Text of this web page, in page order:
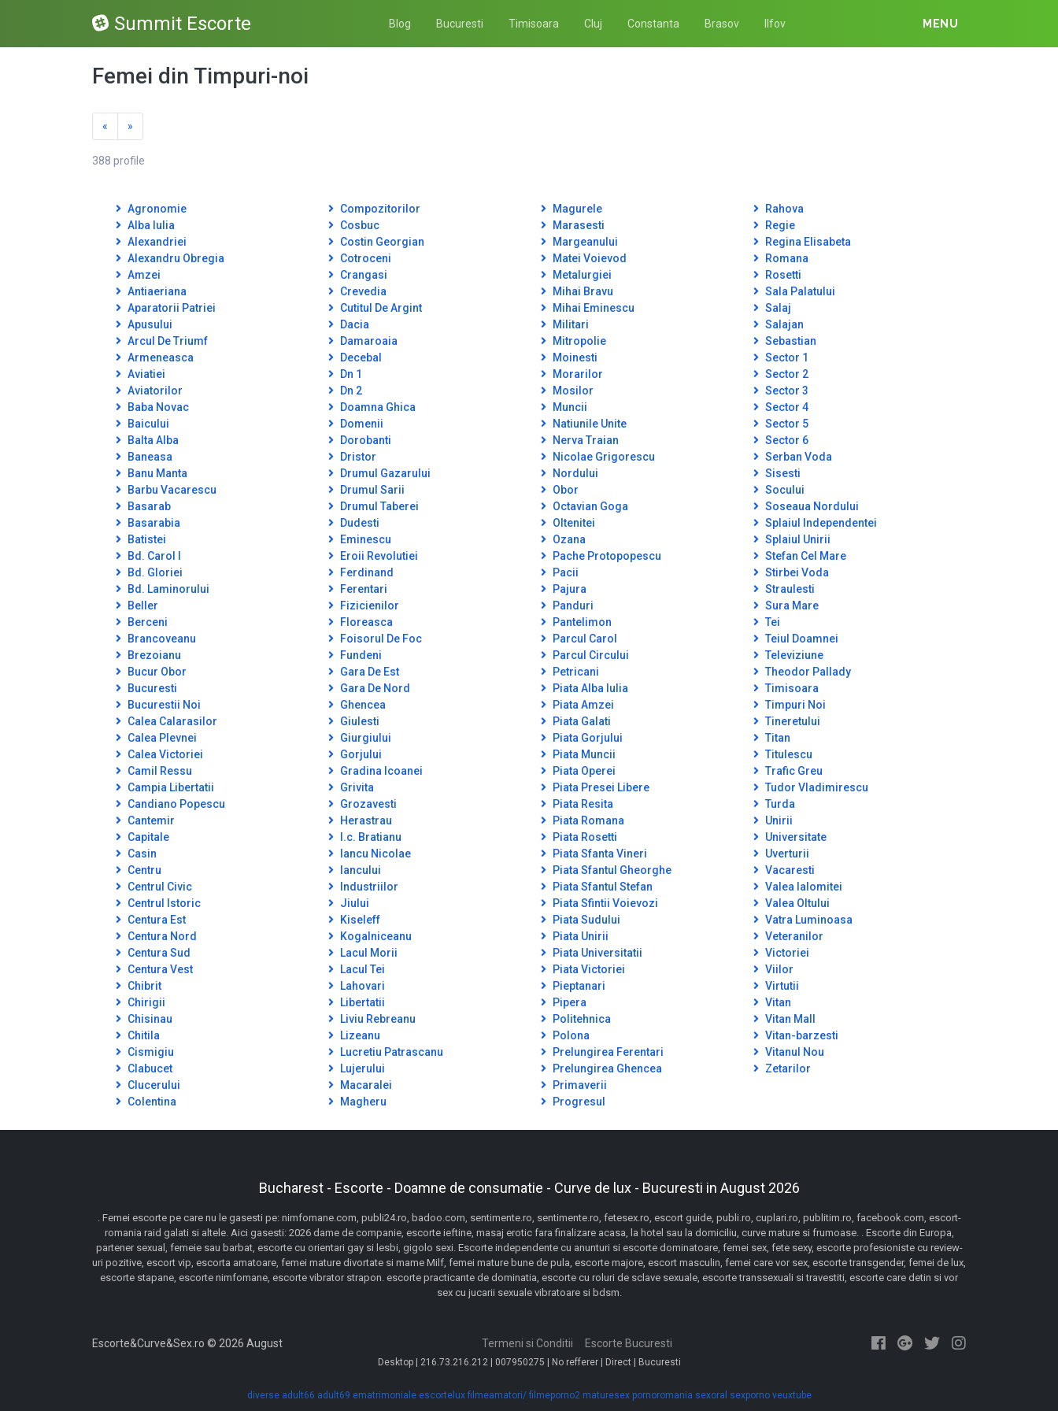
Summit Escorte Blog Bucuresti Timisoara Cluj Constanta Brasov Ilfov MENU
Femei din Timpuri-noi
« »
388 profile
Agronomie
Alba Iulia
Alexandriei
Alexandru Obregia
Amzei
Antiaeriana
Aparatorii Patriei
Apusului
Arcul De Triumf
Armeneasca
Aviatiei
Aviatorilor
Baba Novac
Baicului
Balta Alba
Baneasa
Banu Manta
Barbu Vacarescu
Basarab
Basarabia
Batistei
Bd. Carol I
Bd. Gloriei
Bd. Laminorului
Beller
Berceni
Brancoveanu
Brezoianu
Bucur Obor
Bucuresti
Bucurestii Noi
Calea Calarasilor
Calea Plevnei
Calea Victoriei
Camil Ressu
Campia Libertatii
Candiano Popescu
Cantemir
Capitale
Casin
Centru
Centrul Civic
Centrul Istoric
Centura Est
Centura Nord
Centura Sud
Centura Vest
Chibrit
Chirigii
Chisinau
Chitila
Cismigiu
Clabucet
Clucerului
Colentina
Compozitorilor
Cosbuc
Costin Georgian
Cotroceni
Crangasi
Crevedia
Cutitul De Argint
Dacia
Damaroaia
Decebal
Dn 1
Dn 2
Doamna Ghica
Domenii
Dorobanti
Dristor
Drumul Gazarului
Drumul Sarii
Drumul Taberei
Dudesti
Eminescu
Eroii Revolutiei
Ferdinand
Ferentari
Fizicienilor
Floreasca
Foisorul De Foc
Fundeni
Gara De Est
Gara De Nord
Ghencea
Giulesti
Giurgiului
Gorjului
Gradina Icoanei
Grivita
Grozavesti
Herastrau
I.c. Bratianu
Iancu Nicolae
Iancului
Industriilor
Jiului
Kiseleff
Kogalniceanu
Lacul Morii
Lacul Tei
Lahovari
Libertatii
Liviu Rebreanu
Lizeanu
Lucretiu Patrascanu
Lujerului
Macaralei
Magheru
Magurele
Marasesti
Margeanului
Matei Voievod
Metalurgiei
Mihai Bravu
Mihai Eminescu
Militari
Mitropolie
Moinesti
Morarilor
Mosilor
Muncii
Natiunile Unite
Nerva Traian
Nicolae Grigorescu
Nordului
Obor
Octavian Goga
Oltenitei
Ozana
Pache Protopopescu
Pacii
Pajura
Panduri
Pantelimon
Parcul Carol
Parcul Circului
Petricani
Piata Alba Iulia
Piata Amzei
Piata Galati
Piata Gorjului
Piata Muncii
Piata Operei
Piata Presei Libere
Piata Resita
Piata Romana
Piata Rosetti
Piata Sfanta Vineri
Piata Sfantul Gheorghe
Piata Sfantul Stefan
Piata Sfintii Voievozi
Piata Sudului
Piata Unirii
Piata Universitatii
Piata Victoriei
Pieptanari
Pipera
Politehnica
Polona
Prelungirea Ferentari
Prelungirea Ghencea
Primaverii
Progresul
Rahova
Regie
Regina Elisabeta
Romana
Rosetti
Sala Palatului
Salaj
Salajan
Sebastian
Sector 1
Sector 2
Sector 3
Sector 4
Sector 5
Sector 6
Serban Voda
Sisesti
Socului
Soseaua Nordului
Splaiul Independentei
Splaiul Unirii
Stefan Cel Mare
Stirbei Voda
Straulesti
Sura Mare
Tei
Teiul Doamnei
Televiziune
Theodor Pallady
Timisoara
Timpuri Noi
Tineretului
Titan
Titulescu
Trafic Greu
Tudor Vladimirescu
Turda
Unirii
Universitate
Uverturii
Vacaresti
Valea Ialomitei
Valea Oltului
Vatra Luminoasa
Veteranilor
Victoriei
Viilor
Virtutii
Vitan
Vitan Mall
Vitan-barzesti
Vitanul Nou
Zetarilor
Bucharest - Escorte - Doamne de consumatie - Curve de lux - Bucuresti in August 2026
. Femei escorte pe care nu le gasesti pe: nimfomane.com, publi24.ro, badoo.com, sentimente.ro, sentimente.ro, fetesex.ro, escort guide, publi.ro, cuplari.ro, publitim.ro, facebook.com, escort-
romania raid galati si altele. Aici gasesti: 2026 dame de companie, escorte ieftine, masaj erotic fara finalizare acasa, la hotel sau la domiciliu, curve mature si frumoase. . Escorte din Europa,
partener sexual, femeie sau barbat, escorte cu orientari gay si lesbi, gigolo sexi. Escorte independente cu anunturi si escorte dominatoare, femei sex, fete sexy, escorte profesioniste cu review-
uri pozitive, escort vip, escorta amatoare, femei mature divortate si mame Milf, femei mature bune de pula, escorte majore, escort masculin, femei care vor sex, escorte transgender, femei de lux,
escorte stapane, escorte nimfomane, escorte vibrator strapon. escorte practicante de dominatia, escorte cu roluri de sclave sexuale, escorte transsexuali si travestiti, escorte care detin si vor
sex cu jucarii sexuale vibratoare si bdsm.
Escorte&Curve&Sex.ro © 2026 August Termeni si Conditii Escorte Bucuresti
Desktop | 216.73.216.212 | 007950275 | No refferer | Direct | Bucuresti
diverse adult66 adult69 ematrimoniale escortelux filmeamatori/ filmeporno2 maturesex pornoromania sexoral sexporno veuxtube